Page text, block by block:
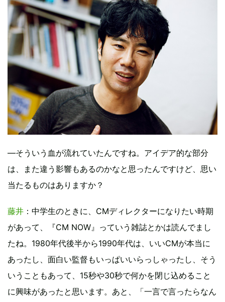
―そういう血が流れていたんですね。アイデア的な部分
は、また違う影響もあるのかなと思ったんですけど、思い
当たるものはありますか？
藤井 ：中学生のときに、CMディレクターになりたい時期
があって、『CM NOW』っていう雑誌とかは読んでまし
たね。1980年代後半から1990年代は、いいCMが本当に
あったし、面白い監督もいっぱいいらっしゃったし、そう
いうこともあって、15秒や30秒で何かを閉じ込めること
に興味があったと思います。あと、「一言で言ったらなん